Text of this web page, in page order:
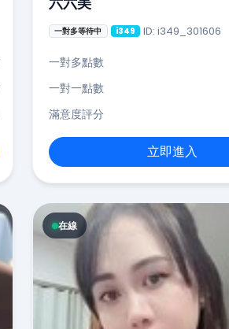
一對多等待中 i349 ID: i349_301606
一對多點數
一對一點數
滿意度評分
立即進入
在線